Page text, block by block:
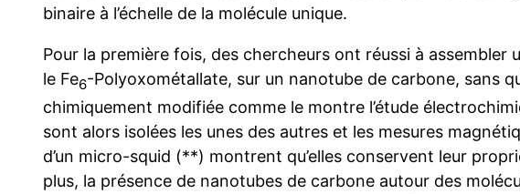
binaire à l’échelle de la molécule unique.
Pour la première fois, des chercheurs ont réussi à assembler
le Fe6-Polyoxométallate, sur un nanotube de carbone, sans
chimiquement modifiée comme le montre l’étude
sont alors isolées les unes des autres et les mesures
d’un micro-squid (**) montrent qu’elles conservent leur
plus, la présence de nanotubes de carbone autour des